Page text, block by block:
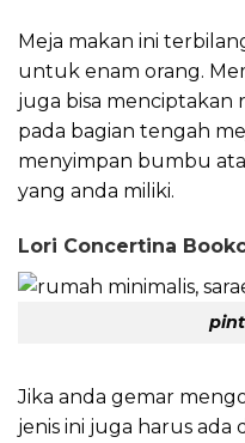
Meja makan ini
untuk enam orang.
juga bisa menciptakan
pada bagian tengah
menyimpan bumbu
yang anda miliki.
Lori Concertina
Jika anda gemar
jenis ini juga harus ada